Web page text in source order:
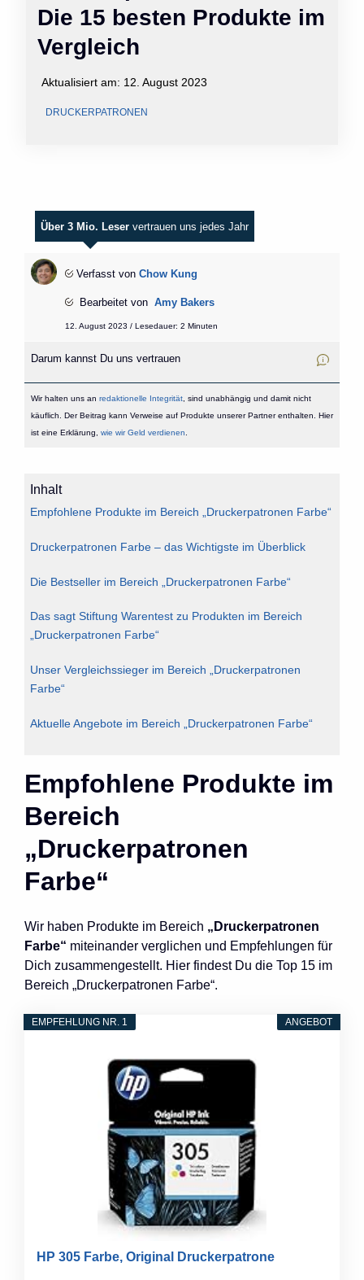
Die 15 besten Produkte im
Vergleich
Aktualisiert am: 12. August 2023
DRUCKERPATRONEN
Über 3 Mio. Leser vertrauen uns jedes Jahr
Verfasst von Chow Kung
Bearbeitet von Amy Bakers
12. August 2023 / Lesedauer: 2 Minuten
Darum kannst Du uns vertrauen
Wir halten uns an redaktionelle Integrität, sind unabhängig und damit nicht
käuflich. Der Beitrag kann Verweise auf Produkte unserer Partner enthalten. Hier
ist eine Erklärung, wie wir Geld verdienen
Inhalt
Empfohlene Produkte im Bereich „Druckerpatronen Farbe“
Druckerpatronen Farbe – das Wichtigste im Überblick
Die Bestseller im Bereich „Druckerpatronen Farbe“
Das sagt Stiftung Warentest zu Produkten im Bereich
„Druckerpatronen Farbe“
Unser Vergleichssieger im Bereich „Druckerpatronen
Farbe“
Aktuelle Angebote im Bereich „Druckerpatronen Farbe“
Empfohlene Produkte im
Bereich
„Druckerpatronen
Farbe“
Wir haben Produkte im Bereich „Druckerpatronen
Farbe“ miteinander verglichen und Empfehlungen für
Dich zusammengestellt. Hier findest Du die Top 15 im
Bereich „Druckerpatronen Farbe“.
ANGEBOT
EMPFEHLUNG NR. 1
HP 305 Farbe, Original Druckerpatrone